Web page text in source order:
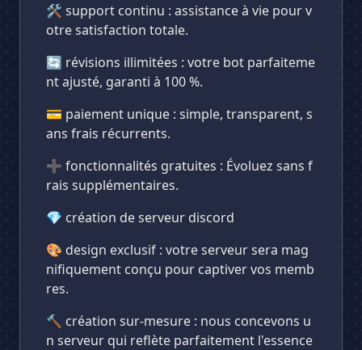
🛠️ support continu : assistance à vie pour v
otre satisfaction totale.
🔄 révisions illimitées : votre bot parfaiteme
nt ajusté, garanti à 100 %.
💳 paiement unique : simple, transparent, s
ans frais récurrents.
➕ fonctionnalités gratuites : Évoluez sans f
rais supplémentaires.
💎 création de serveur discord
🎨 design exclusif : votre serveur sera mag
nifiquement conçu pour captiver vos memb
res.
🔨 création sur-mesure : nous concevons u
n serveur qui reflète parfaitement l'essence